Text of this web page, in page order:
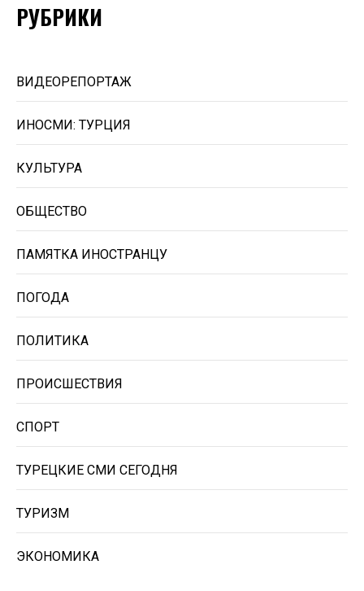
РУБРИКИ
ВИДЕОРЕПОРТАЖ
ИНОСМИ: ТУРЦИЯ
КУЛЬТУРА
ОБЩЕСТВО
ПАМЯТКА ИНОСТРАНЦУ
ПОГОДА
ПОЛИТИКА
ПРОИСШЕСТВИЯ
СПОРТ
ТУРЕЦКИЕ СМИ СЕГОДНЯ
ТУРИЗМ
ЭКОНОМИКА